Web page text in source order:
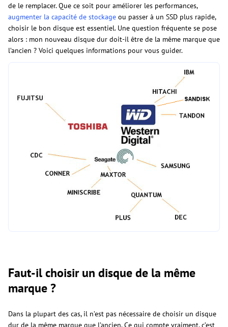
de le remplacer. Que ce soit pour améliorer les performances,
augmenter la capacité de stockage ou passer à un SSD plus rapide,
choisir le bon disque est essentiel. Une question fréquente se pose
alors : mon nouveau disque dur doit-il être de la même marque que
l’ancien ? Voici quelques informations pour vous guider.
Faut-il choisir un disque de la même
marque ?
Dans la plupart des cas, il n’est pas nécessaire de choisir un disque
dur de la même marque que l’ancien. Ce qui compte vraiment, c’est